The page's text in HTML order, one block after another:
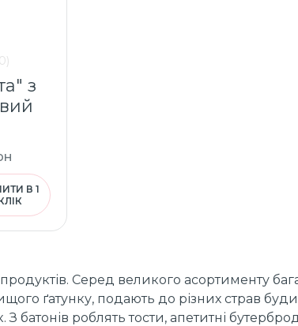
з
В 1
Серед великого асортименту
ґатунку, подають до різних страв
роблять тости, апетитні